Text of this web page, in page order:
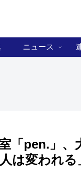
ニュース
「pen.」
は変われる